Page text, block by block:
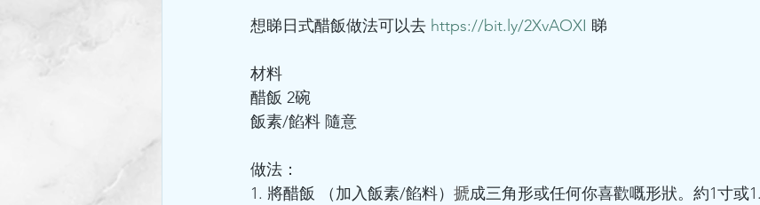
想睇日式醋飯做法可以去 https://bit.ly/2XvAOXI 睇
材料
醋飯 2碗
飯素/餡料 隨意
做法：
1. 將醋飯 （加入飯素/餡料） 搋成三角形或任何你喜歡嘅形狀。約1寸或